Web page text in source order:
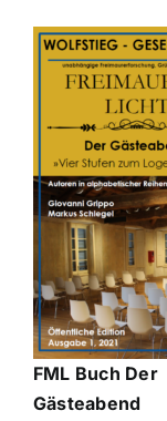
FML Buch Der
Gästeabend